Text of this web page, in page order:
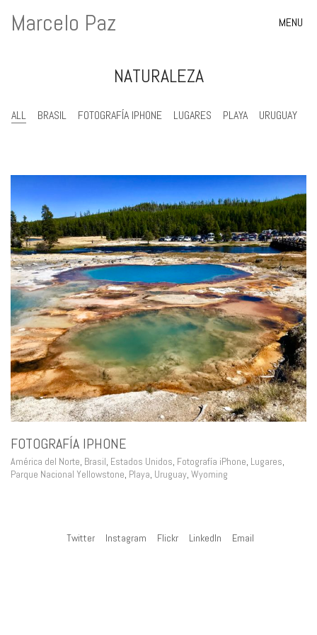
Marcelo Paz MENU
NATURALEZA
ALL BRASIL FOTOGRAFÍA IPHONE LUGARES PLAYA URUGUAY
FOTOGRAFÍA IPHONE
América del Norte, Brasil, Estados Unidos, Fotografía iPhone, Lugares,
Parque Nacional Yellowstone, Playa, Uruguay, Wyoming
Twitter Instagram Flickr LinkedIn Email